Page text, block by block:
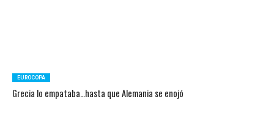
EUROCOPA
Grecia lo empataba…hasta que Alemania se enojó